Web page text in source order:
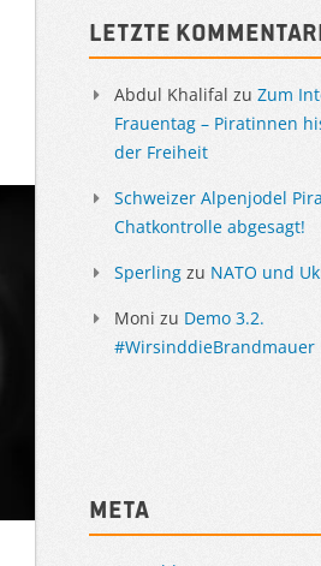
Letzte
Abdul Khalifal zu Zum
Frauentag – Piratinnen
der Freiheit
Schweizer Alpenjodel
Chatkontrolle abgesagt!
Sperling zu NATO und
Moni zu Demo 3.2.
#WirsinddieBrandmauer
Meta